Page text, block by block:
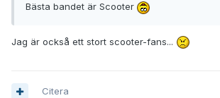
Bästa bandet är Scooter
Jag är också ett stort scooter-fans...
Citera